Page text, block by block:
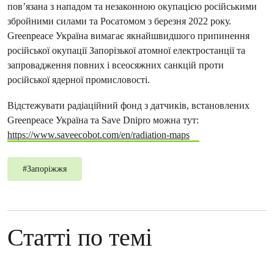
пов’язана з нападом та незаконною окупацією російськими
збройними силами та Росатомом з березня 2022 року.
Greenpeace Україна вимагає якнайшвидшого припинення
російської окупації Запорізької атомної електростанції та
запровадження повних і всеосяжних санкцій проти
російської ядерної промисловості.
‍Відстежувати радіаційний фонд з датчиків, встановлених
Greenpeace Україна та Save Dnipro можна тут:
https://www.saveecobot.com/en/radiation-maps
#Запоріжжя
Статті по темі